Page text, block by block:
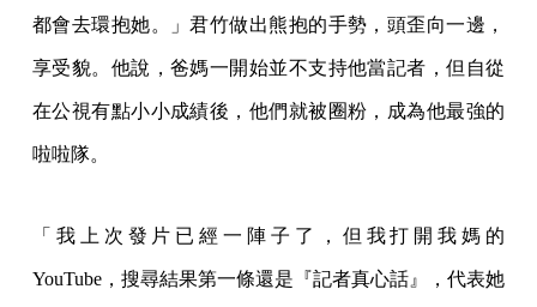
都會去環抱她。」君竹做出熊抱的手勢，頭歪向一邊，
享受貌。他說，爸媽一開始並不支持他當記者，但自從
在公視有點小小成績後，他們就被圈粉，成為他最強的
啦啦隊。
「我上次發片已經一陣子了，但我打開我媽的
YouTube，搜尋結果第一條還是『記者真心話』，代表她